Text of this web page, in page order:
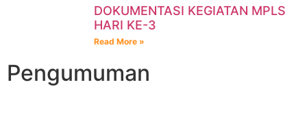
DOKUMENTASI KEGIATAN MPLS
HARI KE-3
Read More »
Pengumuman